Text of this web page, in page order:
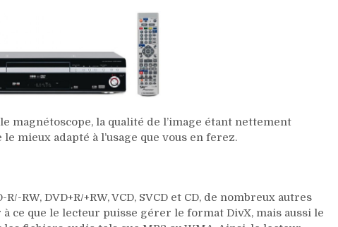
magnétoscope, la qualité de l’image étant nettement
mieux adapté à l’usage que vous en ferez.
RW, DVD+R/+RW, VCD, SVCD et CD, de nombreux autres
que le lecteur puisse gérer le format DivX, mais aussi le